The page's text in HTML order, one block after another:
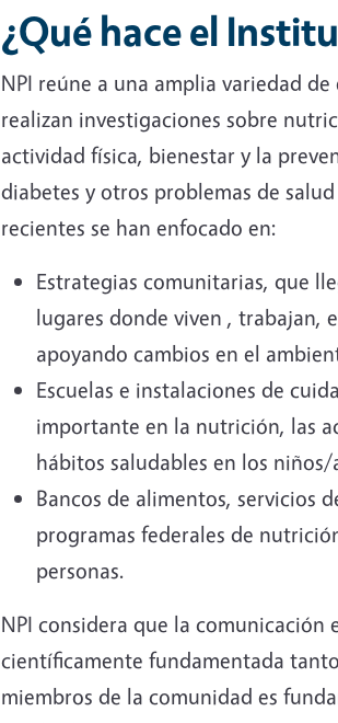
¿Qué hace el
NPI reúne a una amplia variedad
realizan investigaciones sobre
actividad física, bienestar y la
diabetes y otros problemas de
recientes se han enfocado en:
Estrategias comunitarias, que
lugares donde viven , trabajan,
apoyando cambios en el
Escuelas e instalaciones de
importante en la nutrición, las
hábitos saludables en los niños/
Bancos de alimentos, servicios
programas federales de
personas.
NPI considera que la comunicación
científicamente fundamentada
miembros de la comunidad es